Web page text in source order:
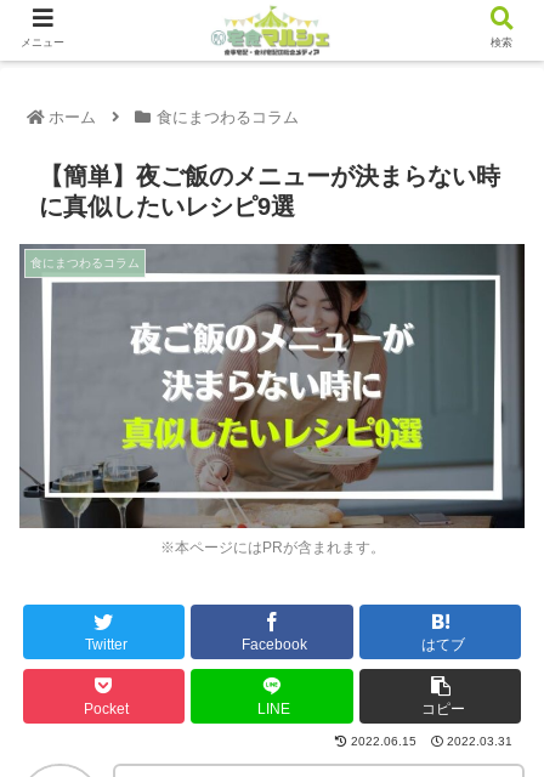
ホーム 食にまつわるコラム
【簡単】夜ご飯のメニューが決まらない時
に真似したいレシピ9選
※本ページにはPRが含まれます。
食にまつわるコラム
Twitter Facebook はてブ
Pocket LINE コピー
2022.06.15 2022.03.31
メニュー 検索